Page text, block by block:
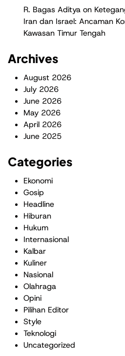
R. Bagas Aditya on
Iran dan Israel: Ancaman
Kawasan Timur Tengah
Archives
August 2026
July 2026
June 2026
May 2026
April 2026
June 2025
Categories
Ekonomi
Gosip
Headline
Hiburan
Hukum
Internasional
Kalbar
Kuliner
Nasional
Olahraga
Opini
Pilihan Editor
Style
Teknologi
Uncategorized